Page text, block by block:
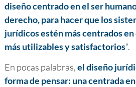
diseño centrado en el ser
derecho, para hacer que los
jurídicos estén más centrados en
más utilizables y satisfactorios".
En pocas palabras,el diseño
forma de pensar: una centrada